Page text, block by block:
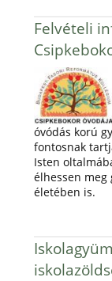
Felvételi
óvódás korú
fontosnak
Isten
élhessen meg
életében is.